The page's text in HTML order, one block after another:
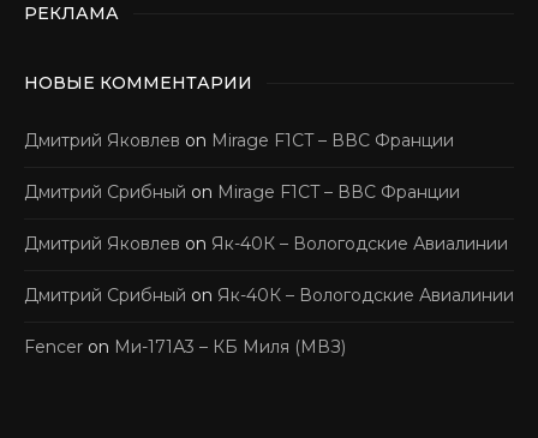
РЕКЛАМА
НОВЫЕ КОММЕНТАРИИ
Дмитрий Яковлев on Mirage F1CT – ВВС Франции
Дмитрий Срибный on Mirage F1CT – ВВС Франции
Дмитрий Яковлев on Як-40К – Вологодские Авиалинии
Дмитрий Срибный on Як-40К – Вологодские Авиалинии
Fencer on Ми-171А3 – КБ Миля (МВЗ)